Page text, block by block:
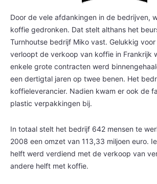
Door de vele afdankingen in de bedrijven,
koffie gedronken. Dat stelt althans het
Turnhoutse bedrijf Miko vast. Gelukkig
verloopt de verkoop van koffie in Frankrijk
enkele grote contracten werd
een dertigtal jaren op twee benen. Het
koffieleverancier. Nadien kwam er ook de
plastic verpakkingen bij.
In totaal stelt het bedrijf 642 mensen te
2008 een omzet van 113,33 miljoen euro.
helft werd verdiend met de verkoop van
andere helft met koffie.